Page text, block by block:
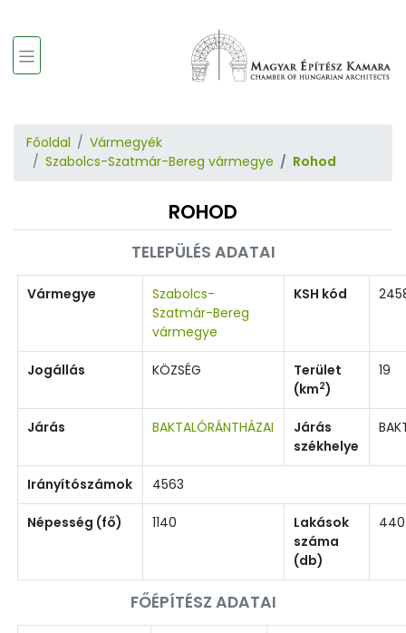
Főoldal
Vármegyék
Szabolcs-Szatmár-Bereg vármegye
Rohod
ROHOD
TELEPÜLÉS ADATAI
Vármegye
Szabolcs-
Szatmár-Bereg
vármegye
KSH kód
Jogállás KÖZSÉG
Terület
(km2)
19
Járás BAKTALÓRÁNTHÁZAI
Járás
székhelye
Irányítószámok 4563
Népesség (fő) 1140
Lakások
száma
(db)
440
FŐÉPÍTÉSZ ADATAI